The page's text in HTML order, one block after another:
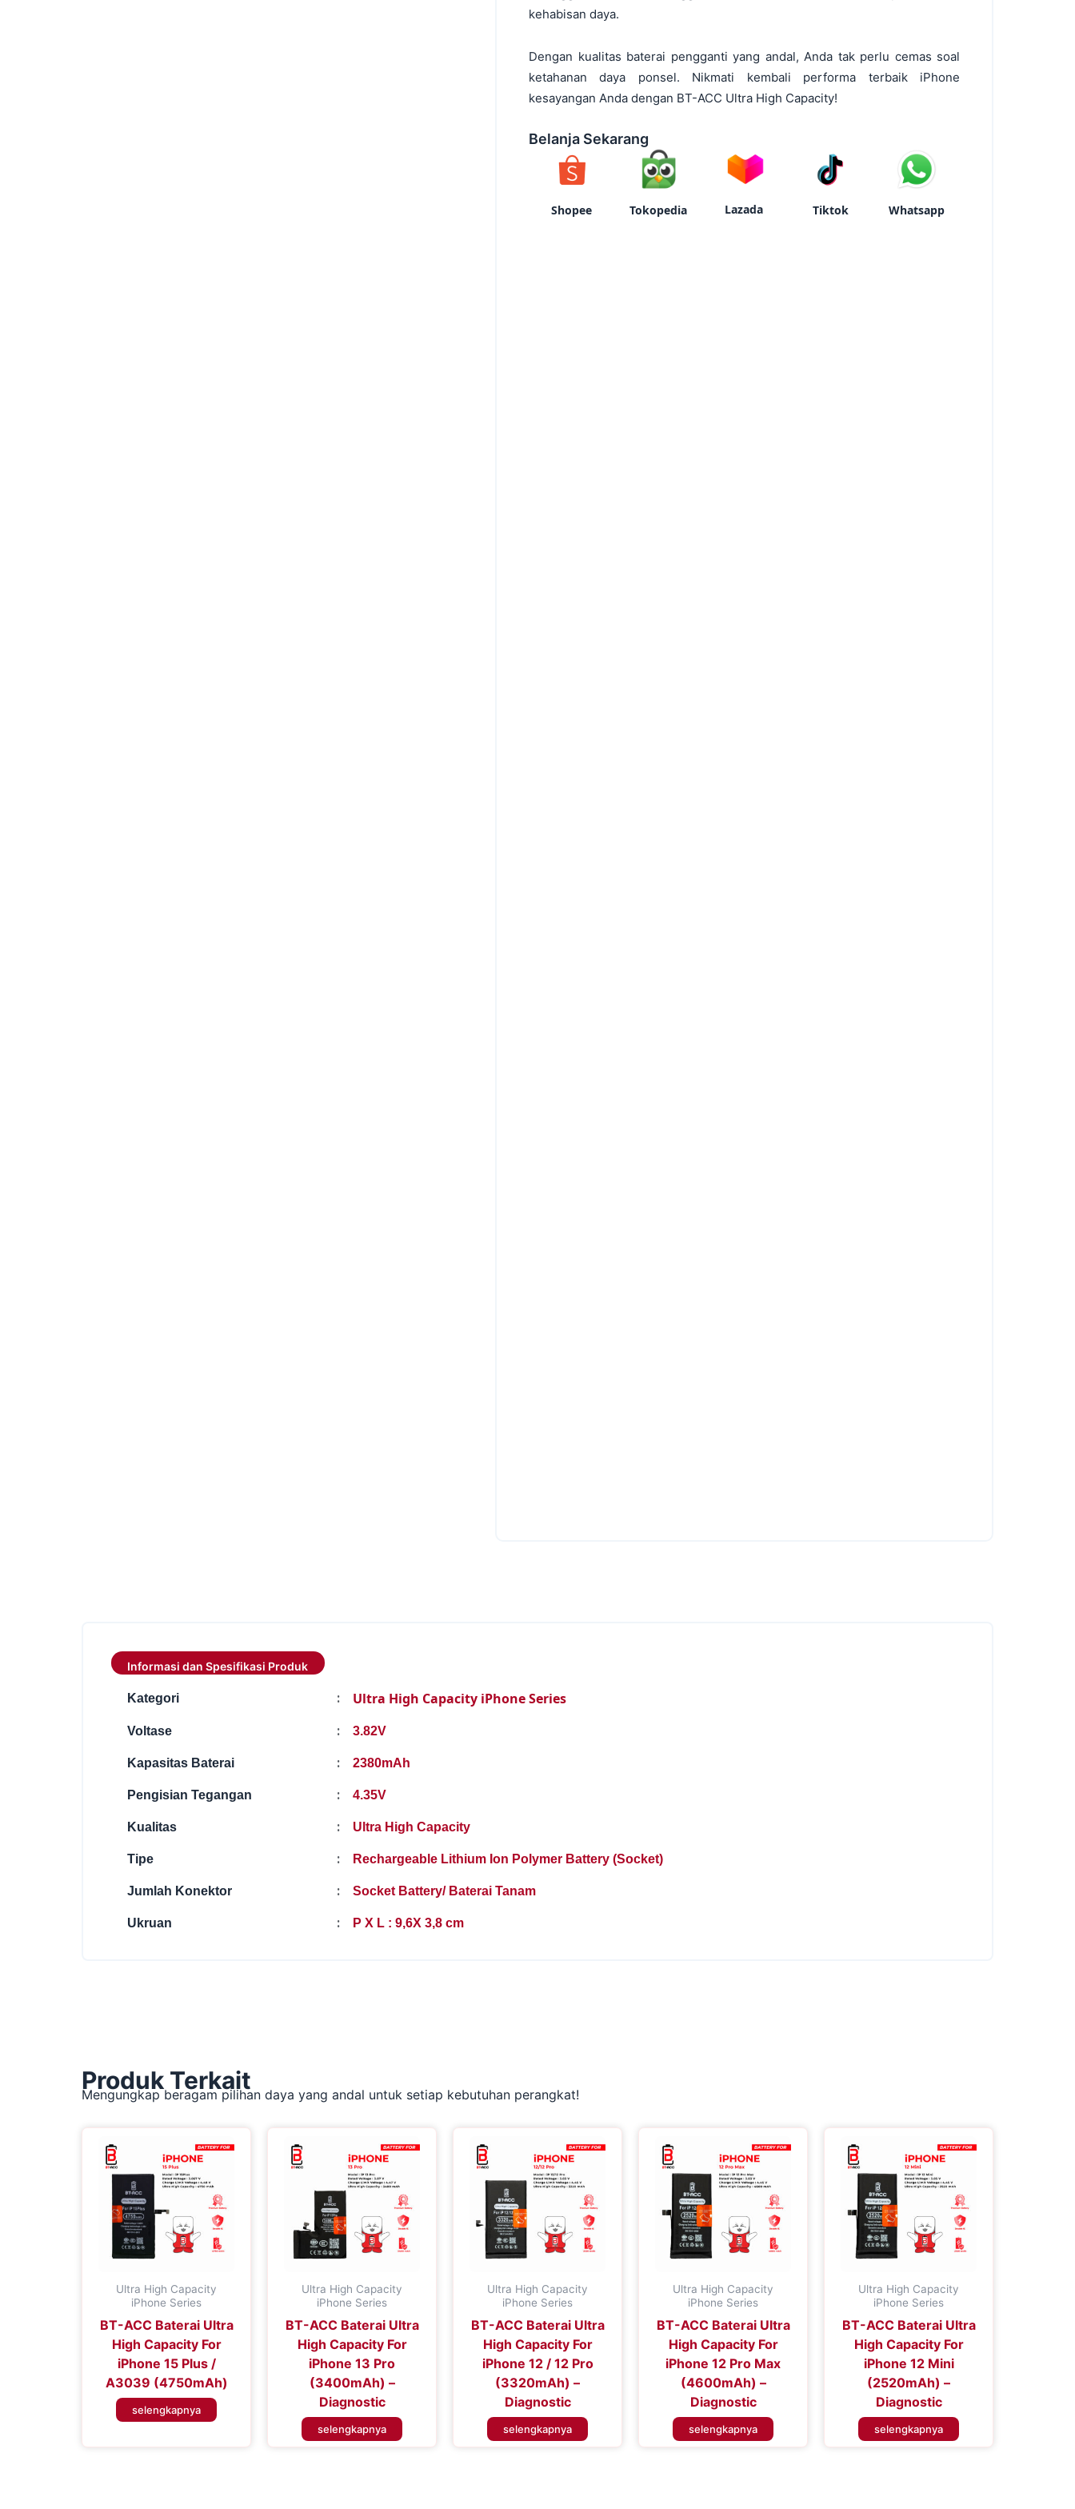
kehabisan daya.
Dengan kualitas baterai pengganti yang andal, Anda tak perlu cemas soal
ketahanan daya ponsel. Nikmati kembali performa terbaik iPhone
kesayangan Anda dengan BT-ACC Ultra High Capacity!
Belanja Sekarang
Shopee Tokopedia Lazada Tiktok Whatsapp
Informasi dan Spesifikasi Produk
Kategori : Ultra High Capacity iPhone Series
Voltase : 3.82V
Kapasitas Baterai : 2380mAh
Pengisian Tegangan : 4.35V
Kualitas : Ultra High Capacity
Tipe : Rechargeable Lithium Ion Polymer Battery (Socket)
Jumlah Konektor : Socket Battery/ Baterai Tanam
Ukruan : P X L : 9,6X 3,8 cm
Produk Terkait
Mengungkap beragam pilihan daya yang andal untuk setiap kebutuhan perangkat!
Ultra High Capacity
iPhone Series
BT-ACC Baterai Ultra
High Capacity For
iPhone 15 Plus /
A3039 (4750mAh)
selengkapnya
Ultra High Capacity
iPhone Series
BT-ACC Baterai Ultra
High Capacity For
iPhone 13 Pro
(3400mAh) –
Diagnostic
selengkapnya
Ultra High Capacity
iPhone Series
BT-ACC Baterai Ultra
High Capacity For
iPhone 12 / 12 Pro
(3320mAh) –
Diagnostic
selengkapnya
Ultra High Capacity
iPhone Series
BT-ACC Baterai Ultra
High Capacity For
iPhone 12 Pro Max
(4600mAh) –
Diagnostic
selengkapnya
Ultra High Capacity
iPhone Series
BT-ACC Baterai Ultra
High Capacity For
iPhone 12 Mini
(2520mAh) –
Diagnostic
selengkapnya